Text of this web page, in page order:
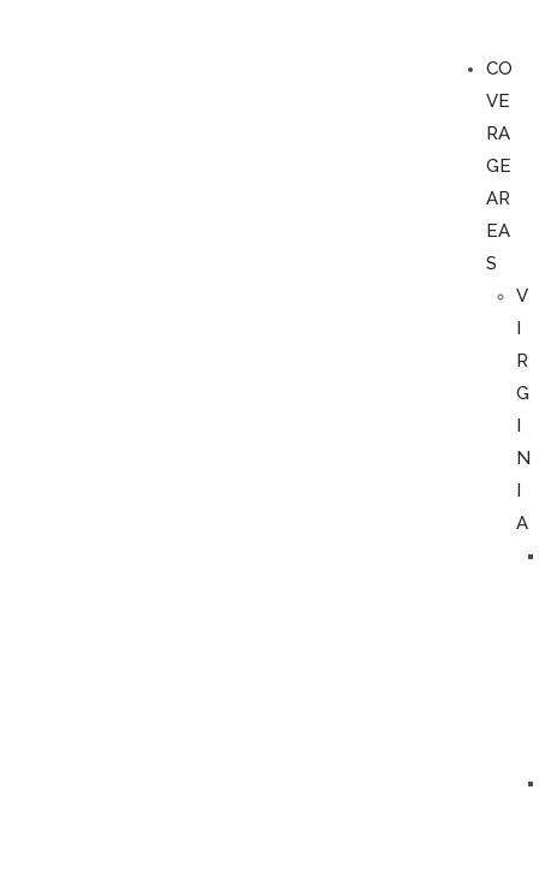
CO
VE
RA
GE
AR
EA
S
V
I
R
G
I
N
I
A